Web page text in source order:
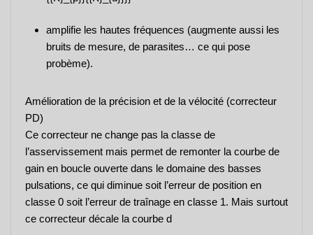
amplifie les hautes fréquences (augmente aussi les
bruits de mesure, de parasites… ce qui pose
probème).
Amélioration de la précision et de la vélocité (correcteur
PD)
Ce correcteur ne change pas la classe de
l’asservissement mais permet de remonter la courbe de
gain en boucle ouverte dans le domaine des basses
pulsations, ce qui diminue soit l’erreur de position en
classe 0 soit l’erreur de traînage en classe 1. Mais surtout
ce correcteur décale la courbe d